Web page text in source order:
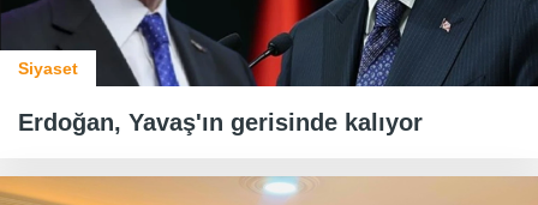
Siyaset
Erdoğan, Yavaş'ın gerisinde kalıyor